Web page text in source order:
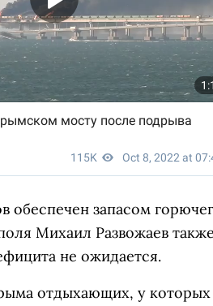
обеспечен запасом
Михаил Развожаев
не ожидается.
отдыхающих, у которых